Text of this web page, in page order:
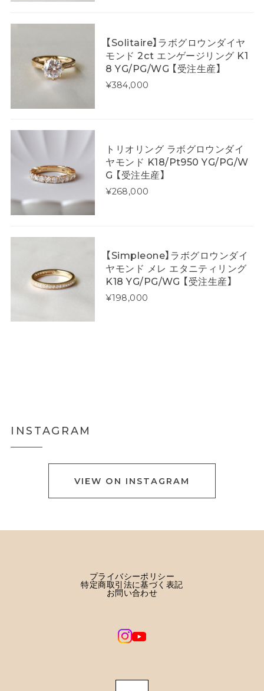
【Solitaire】ラボグロウンダイヤ
モンド 2ct エンゲージリング K1
8 YG/PG/WG 【受注生産】
¥384,000
トリオリング ラボグロウンダイ
ヤモンド K18/Pt950 YG/PG/W
G 【受注生産】
¥268,000
【Simpleone】ラボグロウンダイ
ヤモンド メレ エタニティリング
K18 YG/PG/WG 【受注生産】
¥198,000
INSTAGRAM
VIEW ON INSTAGRAM
プライバシーポリシー
特定商取引法に基づく表記
お問い合わせ